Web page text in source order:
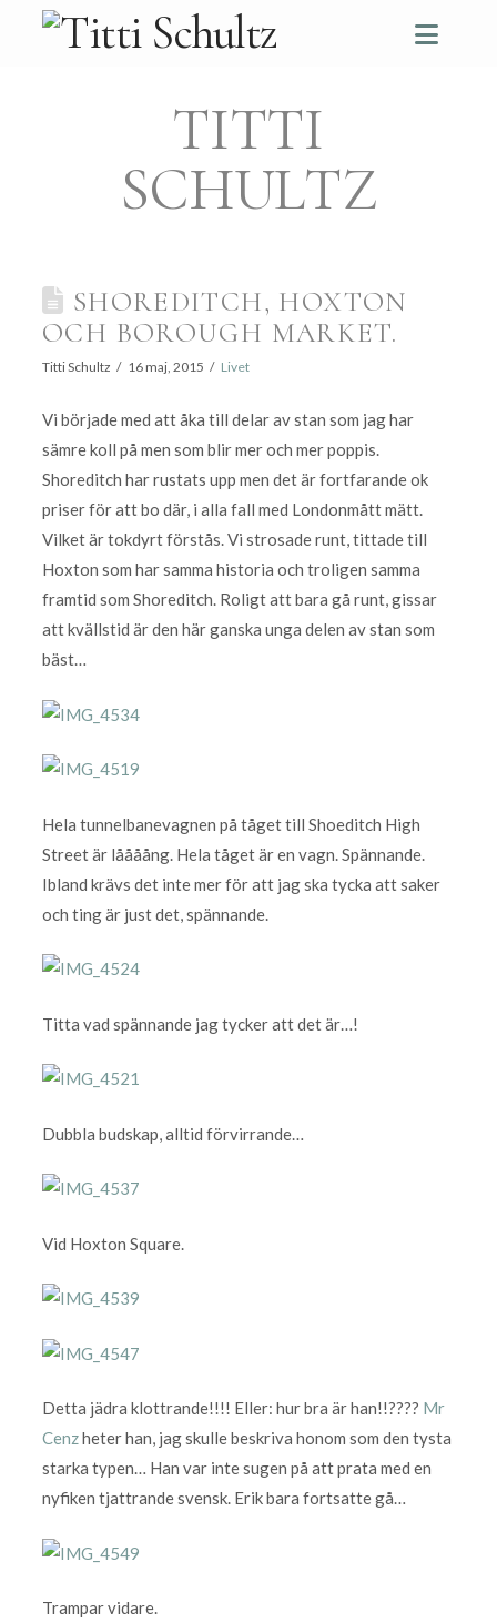
TITTI
SCHULTZ
SHOREDITCH, HOXTON
OCH BOROUGH MARKET.
Titti Schultz 16 maj, 2015 Livet
Vi började med att åka till delar av stan som jag har
sämre koll på men som blir mer och mer poppis.
Shoreditch har rustats upp men det är fortfarande ok
priser för att bo där, i alla fall med Londonmått mätt.
Vilket är tokdyrt förstås. Vi strosade runt, tittade till
Hoxton som har samma historia och troligen samma
framtid som Shoreditch. Roligt att bara gå runt, gissar
att kvällstid är den här ganska unga delen av stan som
bäst…
Hela tunnelbanevagnen på tåget till Shoeditch High
Street är låååång. Hela tåget är en vagn. Spännande.
Ibland krävs det inte mer för att jag ska tycka att saker
och ting är just det, spännande.
Titta vad spännande jag tycker att det är…!
Dubbla budskap, alltid förvirrande…
Vid Hoxton Square.
Detta jädra klottrande!!!! Eller: hur bra är han!!???? Mr
Cenzheter han, jag skulle beskriva honom som den tysta
starka typen… Han var inte sugen på att prata med en
nyfiken tjattrande svensk. Erik bara fortsatte gå…
Trampar vidare.